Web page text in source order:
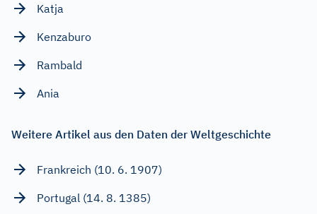
Katja
Kenzaburo
Rambald
Ania
Weitere Artikel aus den Daten der Weltgeschichte
Frankreich (10. 6. 1907)
Portugal (14. 8. 1385)